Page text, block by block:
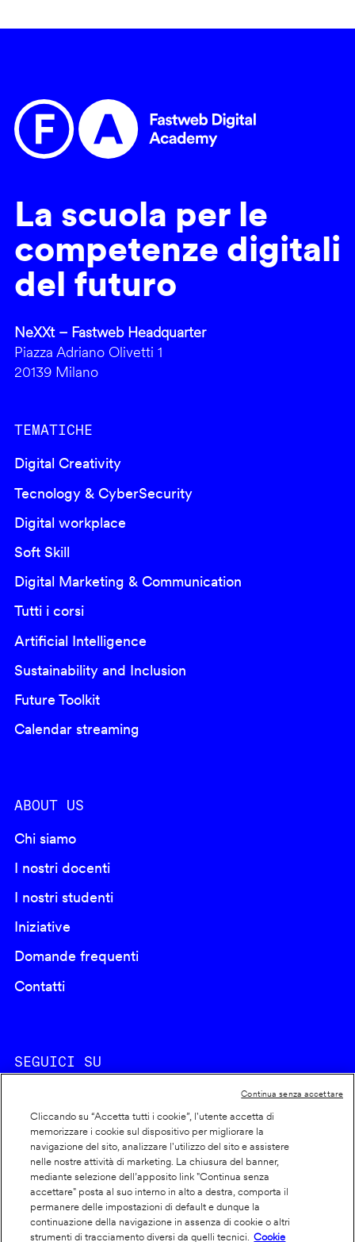
La scuola per le
competenze digitali
del futuro
NeXXt – Fastweb Headquarter
Piazza Adriano Olivetti 1
20139 Milano
TEMATICHE
Digital Creativity
Tecnology & CyberSecurity
Digital workplace
Soft Skill
Digital Marketing & Communication
Tutti i corsi
Artificial Intelligence
Sustainability and Inclusion
Future Toolkit
Calendar streaming
ABOUT US
Chi siamo
I nostri docenti
I nostri studenti
Iniziative
Domande frequenti
Contatti
SEGUICI SU
Footer
info
Cookie policy
Dichiarazione di accessibilità
Privacy
Cliccando su “Accetta tutti i cookie”, l'utente accetta di
memorizzare i cookie sul dispositivo per migliorare la
navigazione del sito, analizzare l'utilizzo del sito e assistere
nelle nostre attività di marketing. La chiusura del banner,
mediante selezione dell’apposito link "Continua senza
accettare" posta al suo interno in alto a destra, comporta il
permanere delle impostazioni di default e dunque la
continuazione della navigazione in assenza di cookie o altri
strumenti di tracciamento diversi da quelli tecnici.
Cookie
Continua senza accettare